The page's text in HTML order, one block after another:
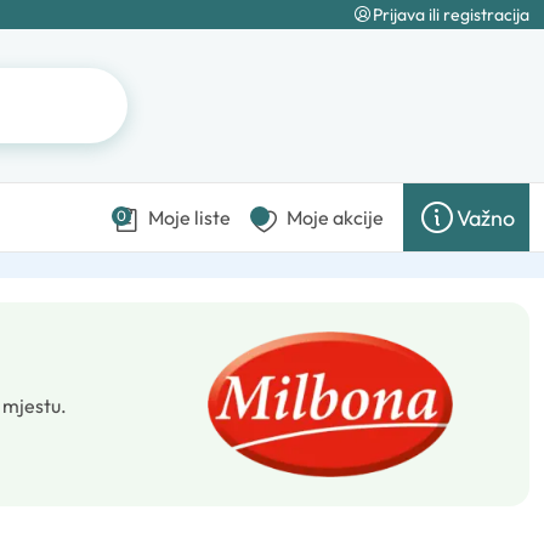
Prijava ili registracija
0 Moje liste Moje akcije Važno